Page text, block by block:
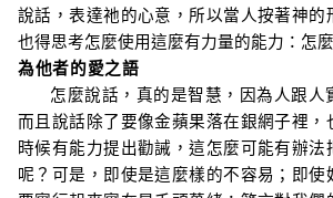
說話，表達祂的心意，所以當人按著神的
也得思考怎麼使用這麼有力量的能力：怎
為他者的愛之語
怎麼說話，真的是智慧，因為人跟人
而且說話除了要像金蘋果落在銀網子裡，
時候有能力提出勸誡，這怎麼可能有辦法
呢？可是，即使是這麼樣的不容易；即使